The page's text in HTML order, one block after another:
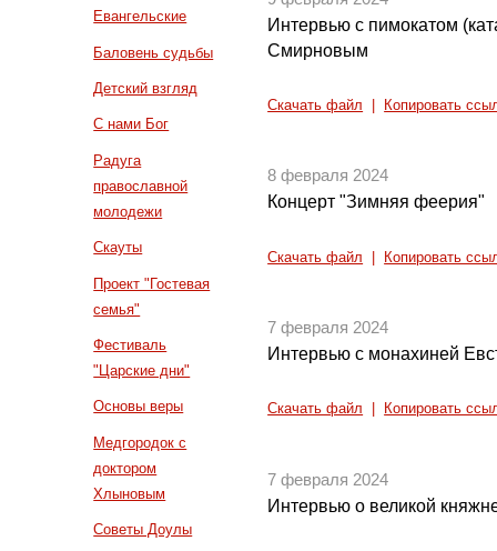
Евангельские
Баловень судьбы
Детский взгляд
С нами Бог
Радуга
православной
молодежи
Скауты
Проект "Гостевая
семья"
Фестиваль
"Царские дни"
Основы веры
Медгородок с
доктором
Хлыновым
Советы Доулы
Интервью с пимокатом
Смирновым
Скачать файл Копировать
8 февраля 2024
Концерт "Зимняя феерия"
Скачать файл Копировать
7 февраля 2024
Интервью с монахиней
Скачать файл Копировать
7 февраля 2024
Интервью о великой